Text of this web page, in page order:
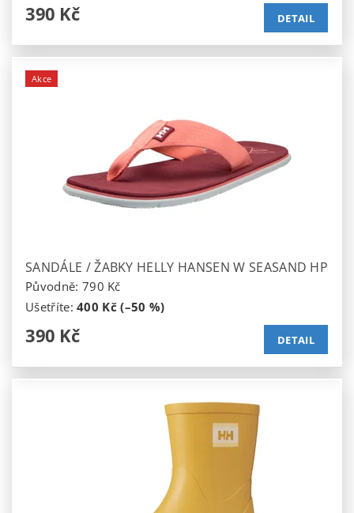
390 Kč DETAIL
Akce
SANDÁLE / ŽABKY HELLY HANSEN W SEASAND HP
Původně: 790 Kč
Ušetříte:400 Kč (–50 %)
390 Kč DETAIL